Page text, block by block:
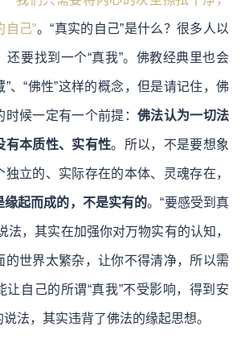
自己”。“真实的自己”是什么？很多人以
还要找到一个“真我”。佛教经典里也会
”、“佛性”这样的概念，但是请记住，佛
候一定有一个前提： 佛法认为一切法
有本质性、实有性。所以，不是要想象
立的、实际存在的本体、灵魂存在，
缘起而成的，不是实有的。“要感受到真
法，其实在加强你对万物实有的认知，
的世界太繁杂，让你不得清净，所以需
让自己的所谓“真我”不受影响，得到安
法，其实违背了佛法的缘起思想。